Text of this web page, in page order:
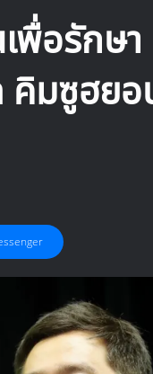
พื่อรักษา
คิมซูฮย